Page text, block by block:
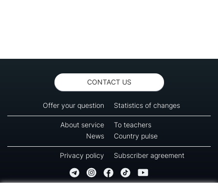
CONTACT US
Offer your question Statistics of changes
About service
To teachers
News
Country pulse
Privacy policy Subscriber agreement